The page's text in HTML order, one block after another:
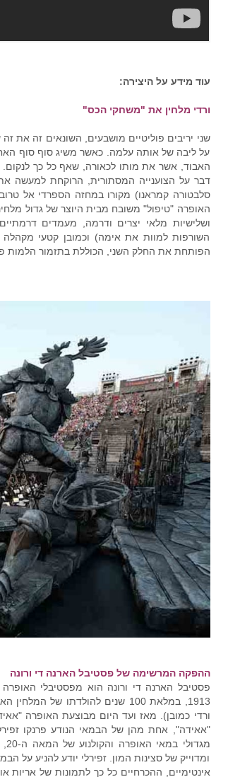
עוד מידע על היצירה:
ורדי מלחין את "משחקי הכס"
שני יריבים פוליטיים מושבעים, השונאים זה
על ליבה של אותה עלמה. כאשר משיג סוף סוף
האבוד, אשר את מותו לכאורה, שאף כל כך לנקום.
דבר על הצוענייה המסתורית, הרוקחת למעשה
האופרה "טיפול" משובח מבית היוצר של גדול
ושלישיות מלאי יצרים ודרמה, מעמדים
השורפות למוות את אימה) וכמובן קטעי
הפותחת את החלק השני, הכוללת בתזמור
ההפקה המרשימה של פסטיבל הארנה די ורונה
פסטיבל הארנה די ורונה הוא מפסטיבלי
1913, במלאת 100 שנים להולדתו
ורדי כמובן). מאז ועד היום מבוצעת האופרה
ומדוייק של סצינות המון. זפירלי יודע להניע
אינטימיים, ההכרחיים כל כך לתמונות של אריות